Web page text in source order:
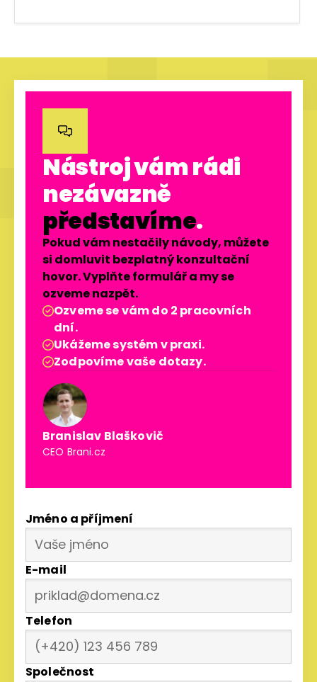

Nástroj vám rádi
nezávazně
představíme.
Pokud vám nestačily návody, můžete
si domluvit bezplatný konzultační
hovor. Vyplňte formulář a my se
ozveme nazpět.
Ozveme se vám do 2 pracovních
dní.
Ukážeme systém v praxi.
Zodpovíme vaše dotazy.
Branislav Blaškovič
CEO Brani.cz
Jméno a příjmení
E-mail
Telefon
Společnost